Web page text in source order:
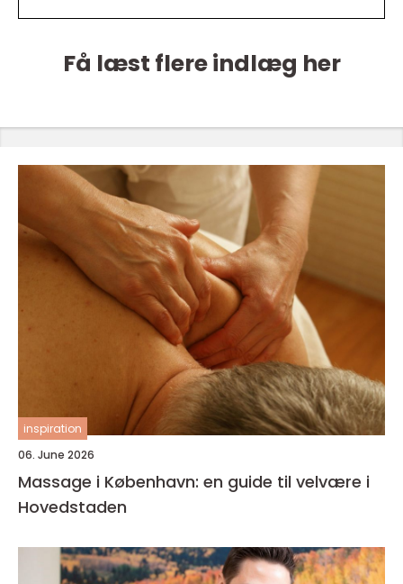
Få læst flere indlæg her
inspiration
06. June 2026
Massage i København: en guide til velvære i
Hovedstaden